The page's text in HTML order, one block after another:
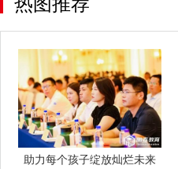
助力每个孩子绽放灿烂未来